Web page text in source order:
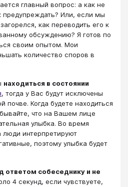
главный вопрос: а как не
предупреждать? Или, если мы
как переводить его к
обсуждению? Я готов по
своим опытом. Мои
количество споров в
находиться в состоянии
, тогда у Вас будут исключены
Когда будете находиться
что на Вашем лице
улыбка. Во время
люди интерпретируют
поэтому улыбка будет
ответом собеседнику и не
4 секунд, если чувствуете,